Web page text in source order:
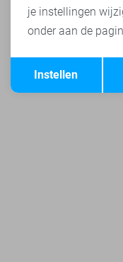
Terug
je instellingen
onder aan de
Instellen